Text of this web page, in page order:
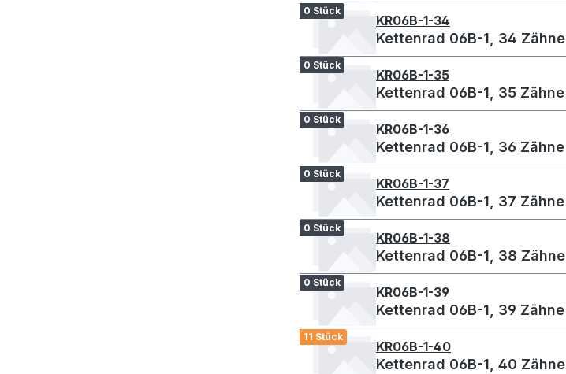
0 Stück
KR06B-1-34
Kettenrad 06B-1, 34 Zähne
0 Stück
KR06B-1-35
Kettenrad 06B-1, 35 Zähne
0 Stück
KR06B-1-36
Kettenrad 06B-1, 36 Zähne
0 Stück
KR06B-1-37
Kettenrad 06B-1, 37 Zähne
0 Stück
KR06B-1-38
Kettenrad 06B-1, 38 Zähne
0 Stück
KR06B-1-39
Kettenrad 06B-1, 39 Zähne
11 Stück
KR06B-1-40
Kettenrad 06B-1, 40 Zähne